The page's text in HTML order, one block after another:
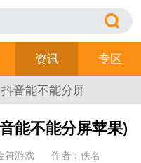
资讯
专区
抖音能不能分屏
ipad(抖音能不能分屏
能不能分屏苹果)
符游戏 作者：佚名